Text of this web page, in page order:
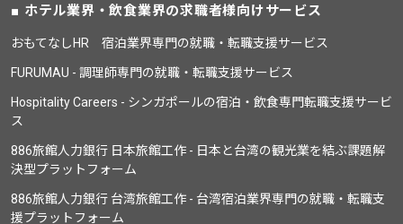
ホテル業界・飲食業界の求職者様向けサービス
おもてなしHR 宿泊業界専門の就職・転職支援サービス
FURUMAU - 調理師専門の就職・転職支援サービス
Hospitality Careers - シンガポールの宿泊・飲食専門転職支援サービ
ス
886旅館人力銀行 日本旅館工作 - 日本と台湾の観光業を結ぶ課題解
決型プラットフォーム
886旅館人力銀行 台湾旅館工作 - 台湾宿泊業界専門の就職・転職支
援プラットフォーム